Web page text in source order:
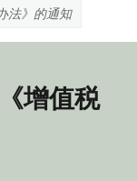
法》的通知
增值税